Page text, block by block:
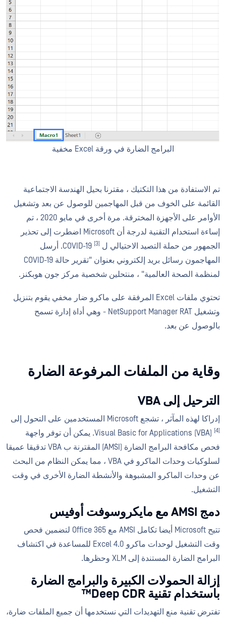
البرامج الضارة في ورقة Excel مخفية
تم الاستفادة من هذا التكتيك ، مقترنا بحيل الهندسة الاجتماعية
القائمة على الخوف من قبل المهاجمين للوصول عن بعد وتشغيل
الأوامر على الأجهزة المخترقة. مرة أخرى في مايو 2020 ، تم
إساءة استخدام التقنية لدرجة أن Microsoft اضطرت إلى تحذير
الجمهور من حملة التصيد الاحتيالي ل COVID-19 [3]
. أرسل
المهاجمون رسائل بريد إلكتروني بعنوان "تقرير حالة COVID-19
لمنظمة الصحة العالمية" ، منتحلين شخصية مركز جون هوبكنز.
تحتوي ملفات Excel المرفقة على ماكرو ضار مخفي يقوم بتنزيل
وتشغيل NetSupport Manager RAT - وهي أداة إدارة تسمح
بالوصول عن بعد.
وقاية من الملفات المرفوعة الضارة
الترحيل إلى VBA
إدراكا لهذه المآثر ، تشجع Microsoft المستخدمين على التحول إلى
Visual Basic for Applications (VBA) [4]
. يمكن أن توفر واجهة
فحص مكافحة البرامج الضارة (AMSI) المقترنة ب VBA تدقيقا عميقا
لسلوكيات وحدات الماكرو في VBA ، مما يمكن النظام من البحث
عن وحدات الماكرو المشبوهة والأنشطة الضارة الأخرى في وقت
التشغيل.
دمج AMSI مع مايكروسوفت أوفيس
تتيح Microsoft أيضا تكامل AMSI مع Office 365 لتضمين فحص
وقت التشغيل لوحدات ماكرو Excel 4.0 للمساعدة في اكتشاف
البرامج الضارة المستندة إلى XLM وحظرها.
إزالة الحمولات الكبيرة والبرامج الضارة
باستخدام تقنية Deep CDR™
تفترض تقنية منع التهديدات التي نستخدمها أن جميع الملفات ضارة،